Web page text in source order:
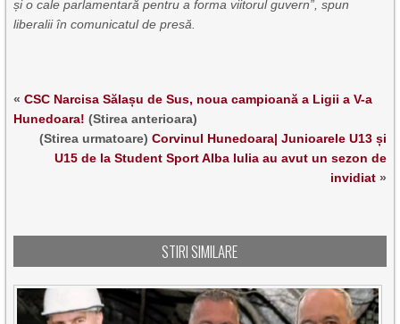
și o cale parlamentară pentru a forma viitorul guvern”, spun
liberalii în comunicatul de presă.
«CSC Narcisa Sălașu de Sus, noua campioană a Ligii a V-a
Hunedoara! (Stirea anterioara)
(Stirea urmatoare) Corvinul Hunedoara| Junioarele U13 și
U15 de la Student Sport Alba Iulia au avut un sezon de
invidiat»
STIRI SIMILARE